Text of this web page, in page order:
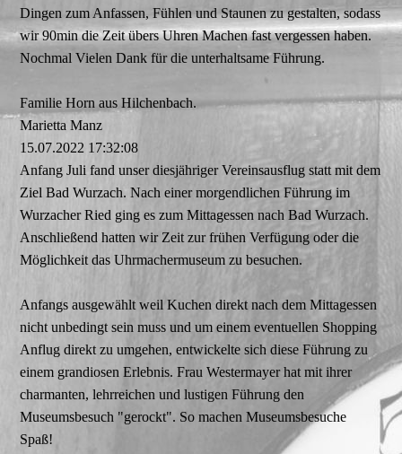
Dingen zum Anfassen, Fühlen und Staunen zu gestalten, sodass
wir 90min die Zeit übers Uhren Machen fast vergessen haben.
Nochmal Vielen Dank für die unterhaltsame Führung.
Familie Horn aus Hilchenbach.
Marietta Manz
15.07.2022 17:32:08
Anfang Juli fand unser diesjähriger Vereinsausflug statt mit dem
Ziel Bad Wurzach. Nach einer morgendlichen Führung im
Wurzacher Ried ging es zum Mittagessen nach Bad Wurzach.
Anschließend hatten wir Zeit zur frühen Verfügung oder die
Möglichkeit das Uhrmachermuseum zu besuchen.
Anfangs ausgewählt weil Kuchen direkt nach dem Mittagessen
nicht unbedingt sein muss und um einem eventuellen Shopping
Anflug direkt zu umgehen, entwickelte sich diese Führung zu
einem grandiosen Erlebnis. Frau Westermayer hat mit ihrer
charmanten, lehrreichen und lustigen Führung den
Museumsbesuch "gerockt". So machen Museumsbesuche
Spaß!